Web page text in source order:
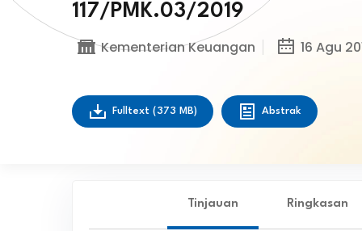
117/PMK.03/2019
Kementerian Keuangan 16 Agu
Fulltext (373 MB) Abstrak
Tinjauan Ringkasan